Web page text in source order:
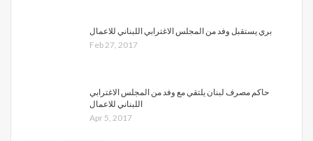
بري يستقبل وفد من المجلس الاغترابي اللبناني للاعمال
Feb 27, 2017
حاكم مصرف لبنان يلتقي مع وفد من المجلس الاغترابي
اللبناني للاعمال
Apr 5, 2017